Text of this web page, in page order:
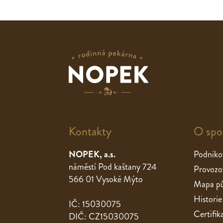
Kontakty
NOPEK, a.s.
náměstí Pod kaštany 724
566 01 Vysoké Mýto
IČ: 15030075
DIČ: CZ15030075
O
Mapa